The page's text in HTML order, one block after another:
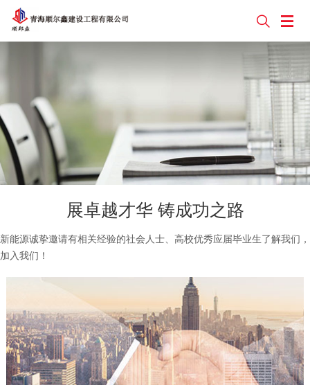
 
展卓越才华 铸成功之路
新能源诚挚邀请有相关经验的社会人士、高校优秀应届毕业生了解我们，
加入我们！